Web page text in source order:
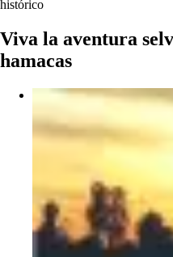
histórico
Viva la aventura
hamacas